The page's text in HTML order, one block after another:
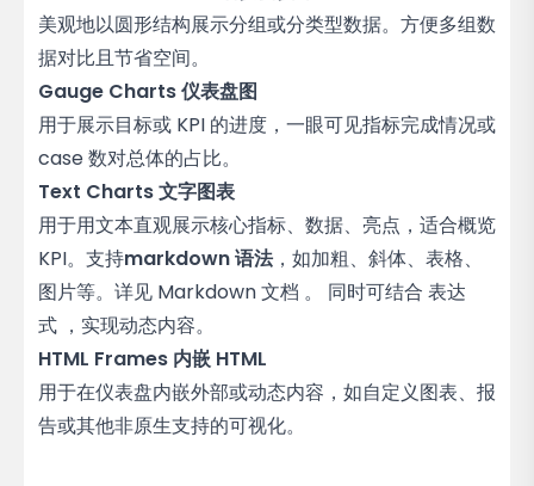
美观地以圆形结构展示分组或分类型数据。方便多组数
据对比且节省空间。
Gauge Charts 仪表盘图
用于展示目标或 KPI 的进度，一眼可见指标完成情况或
case 数对总体的占比。
Text Charts 文字图表
用于用文本直观展示核心指标、数据、亮点，适合概览
KPI。支持markdown 语法，如加粗、斜体、表格、
图片等。详见 Markdown 文档 。 同时可结合 表达
式 ，实现动态内容。
HTML Frames 内嵌 HTML
用于在仪表盘内嵌外部或动态内容，如自定义图表、报
告或其他非原生支持的可视化。